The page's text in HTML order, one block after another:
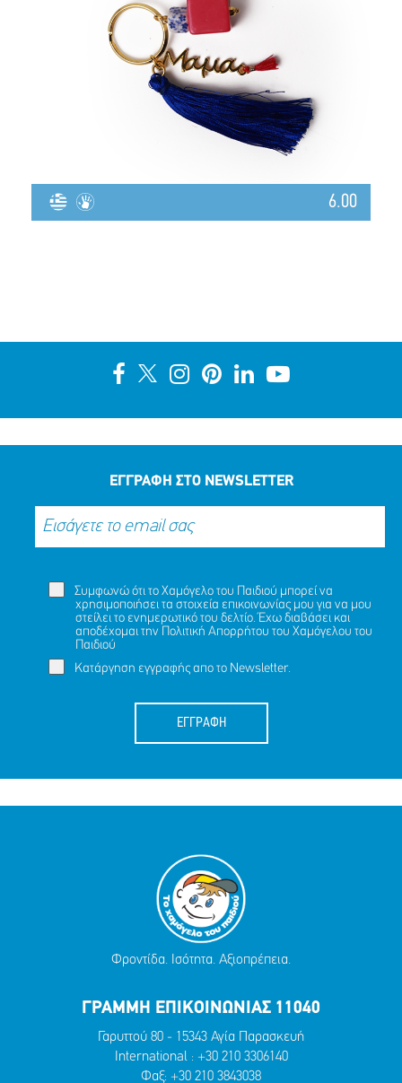
6.00
ΕΓΓΡΑΦΗ ΣΤΟ NEWSLETTER
Συμφωνώ ότι το Χαμόγελο του Παιδιού μπορεί να
χρησιμοποιήσει τα στοιχεία επικοινωνίας μου για να μου
στείλει το ενημερωτικό του δελτίο. Έχω διαβάσει και
αποδέχομαι την Πολιτική Απορρήτου του Χαμόγελου του
Παιδιού
Κατάργηση εγγραφής απο το Newsletter.
ΕΓΓΡΑΦΗ
Φροντίδα. Ισότητα. Αξιοπρέπεια.
ΓΡΑΜΜΗ ΕΠΙΚΟΙΝΩΝΙΑΣ 11040
Γαρυττού 80 - 15343 Αγία Παρασκευή
International : +30 210 3306140
Φαξ: +30 210 3843038